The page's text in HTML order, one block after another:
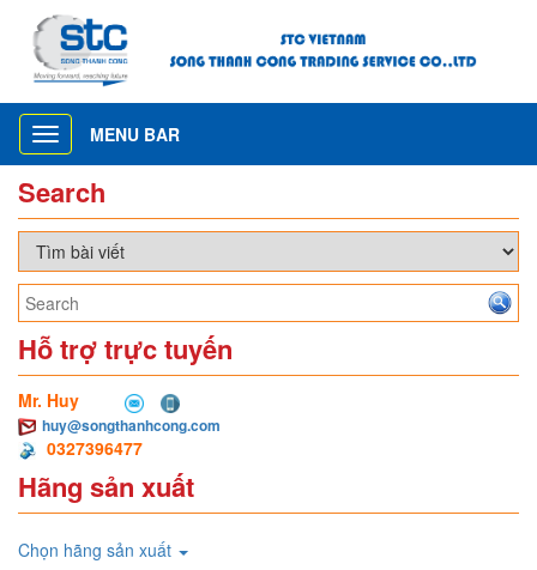
Toggle
navigation
MENU BAR
Search
Hỗ trợ trực tuyến
Mr. Huy
huy@songthanhcong.com
0327396477
Hãng sản xuất
Chọn hãng sản xuất